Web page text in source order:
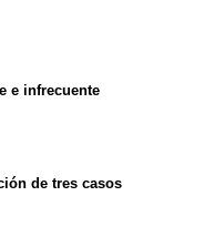
e infrecuente
de tres casos